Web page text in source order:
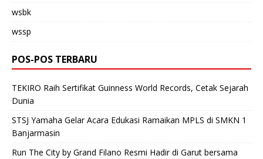
wsbk
wssp
POS-POS TERBARU
TEKIRO Raih Sertifikat Guinness World Records, Cetak Sejarah
Dunia
STSJ Yamaha Gelar Acara Edukasi Ramaikan MPLS di SMKN 1
Banjarmasin
Run The City by Grand Filano Resmi Hadir di Garut bersama